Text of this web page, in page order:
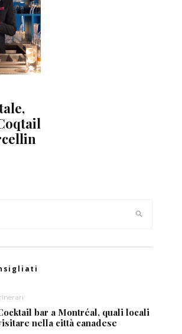
bar a Montréal, quali locali
nella città canadese